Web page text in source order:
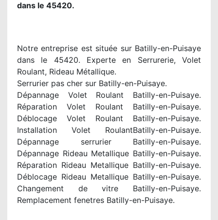
dans le 45420.
Notre entreprise est située sur Batilly-en-Puisaye
dans le 45420. Experte en Serrurerie, Volet
Roulant, Rideau Métallique.
Serrurier pas cher sur Batilly-en-Puisaye.
Dépannage Volet Roulant Batilly-en-Puisaye.
Réparation Volet Roulant Batilly-en-Puisaye.
Déblocage Volet Roulant Batilly-en-Puisaye.
Installation Volet RoulantBatilly-en-Puisaye.
Dépannage serrurier Batilly-en-Puisaye.
Dépannage Rideau Metallique Batilly-en-Puisaye.
Réparation Rideau Metallique Batilly-en-Puisaye.
Déblocage Rideau Metallique Batilly-en-Puisaye.
Changement de vitre Batilly-en-Puisaye.
Remplacement fenetres Batilly-en-Puisaye.